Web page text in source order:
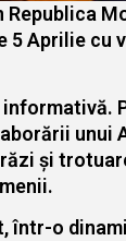
5 Aprilie
și
într-o